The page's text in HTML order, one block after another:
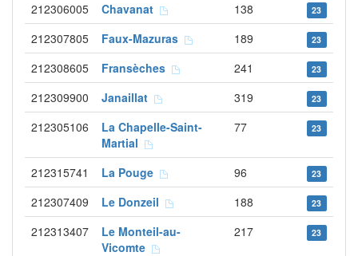
212306005 Chavanat 138 23
212307805 Faux-Mazuras 189 23
212308605 Fransèches 241 23
212309900 Janaillat 319 23
212305106
La Chapelle-Saint-
Martial
77 23
212315741 La Pouge 96 23
212307409 Le Donzeil 188 23
212313407
Le Monteil-au-
Vicomte
217 23